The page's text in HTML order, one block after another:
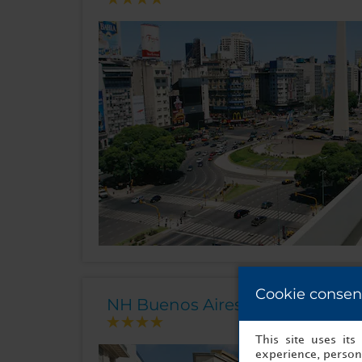
NH Buenos Aires Latino
Cookie
This site uses its
experience,